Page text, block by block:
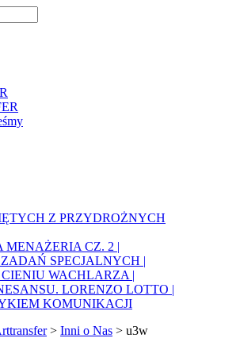
Z PRZYDROŻNYCH
MENAŻERIA CZ. 2 |
SPECJALNYCH |
WACHLARZA |
LORENZO LOTTO |
KOMUNIKACJI
> Inni o Nas > u3w